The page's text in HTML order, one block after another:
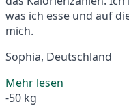
was ich esse und auf
mich.
Sophia, Deutschland
Mehr lesen
-50 kg